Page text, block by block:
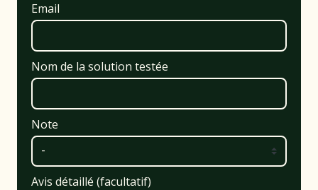
Email
Nom de la solution testée
Note
Avis détaillé (facultatif)